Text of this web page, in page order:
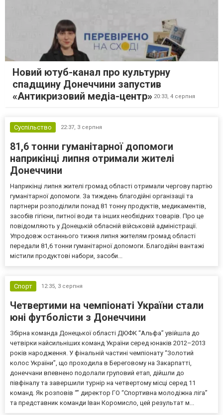
Новий ютуб-канал про культурну
спадщину Донеччини запустив
«Антикризовий медіа-центр» 20:33, 4 серпня
Суспільство 22:37, 3 серпня
81,6 тонни гуманітарної допомоги
наприкінці липня отримали жителі
Донеччини
Наприкінці липня жителі громад області отримали чергову партію
гуманітарної допомоги. За тиждень благодійні організації та
партнери розподілили понад 81 тонну продуктів, медикаментів,
засобів гігієни, питної води та інших необхідних товарів. Про це
повідомляють у Донецькій обласній військовій адміністрації.
Упродовж останнього тижня липня жителям громад області
передали 81,6 тонни гуманітарної допомоги. Благодійні вантажі
містили продуктові набори, засоби...
Спорт 12:35, 3 серпня
Четвертими на чемпіонаті України стали
юні футболісти з Донеччини
Збірна команда Донецької області ДЮФК “Альфа” увійшла до
четвірки найсильніших команд України серед юнаків 2012–2013
років народження. У фінальній частині чемпіонату “Золотий
колос України”, що проходила в Береговому на Закарпатті,
донеччани впевнено подолали груповий етап, дійшли до
півфіналу та завершили турнір на четвертому місці серед 11
команд. Як розповів “” директор ГО “Спортивна молодіжна ліга”
та представник команди Іван Коромисло, цей результат м...